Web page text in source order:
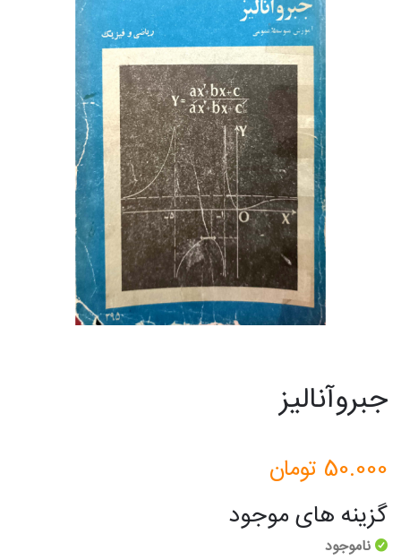
جبروآنالیز
50.000 تومان
گزینه های موجود
ناموجود